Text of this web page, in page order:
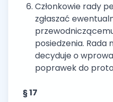
Członkowie rady
zgłaszać
posiedzenia. Rada
decyduje o
poprawek do
§ 17